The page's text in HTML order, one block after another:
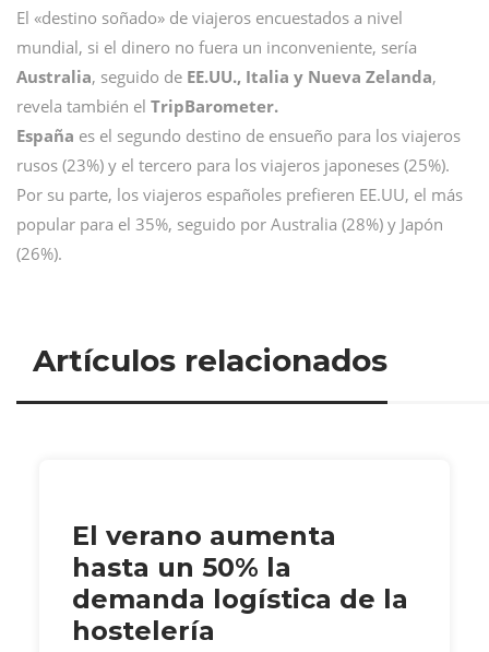
El «destino soñado» de viajeros encuestados a nivel
mundial, si el dinero no fuera un inconveniente, sería
Australia, seguido de EE.UU., Italia y Nueva Zelanda,
revela también el TripBarometer.
España es el segundo destino de ensueño para los viajeros
rusos (23%) y el tercero para los viajeros japoneses (25%).
Por su parte, los viajeros españoles prefieren EE.UU, el más
popular para el 35%, seguido por Australia (28%) y Japón
(26%).
Artículos relacionados
El verano aumenta
hasta un 50% la
demanda logística de la
hostelería